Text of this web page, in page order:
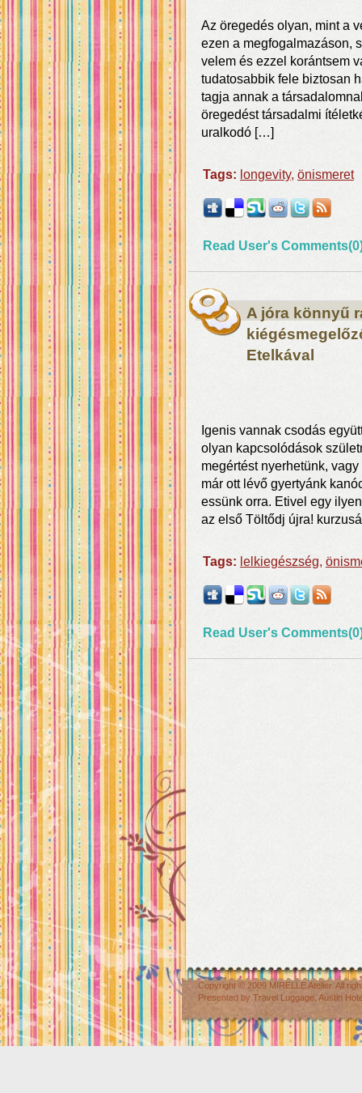
Az öregedés olyan, mint a
ezen a megfogalmazáson,
velem és ezzel korántsem
tudatosabbik fele biztosan
tagja annak a
öregedést társadalmi
uralkodó […]
Tags: longevity, önismeret
Read User's
A jóra könnyű
Etelkával
Igenis vannak csodás
olyan kapcsolódások
megértést nyerhetünk,
már ott lévő gyertyánk
essünk orra. Etivel egy
az első Töltődj újra!
Tags: lelkiegészség,
Read User's
Copyright © 2009 MIRELLE Atelier. All
Presented by Travel Luggage Austin